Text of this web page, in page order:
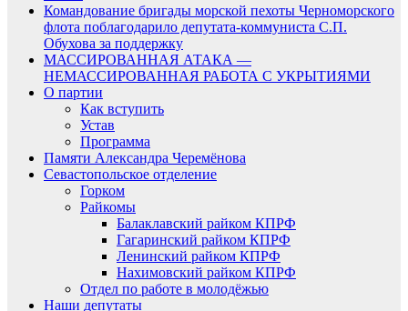
Командование бригады морской пехоты Черноморского
флота поблагодарило депутата-коммуниста С.П.
Обухова за поддержку
МАССИРОВАННАЯ АТАКА —
НЕМАССИРОВАННАЯ РАБОТА С УКРЫТИЯМИ
О партии
Как вступить
Устав
Программа
Памяти Александра Черемёнова
Севастопольское отделение
Горком
Райкомы
Балаклавский райком КПРФ
Гагаринский райком КПРФ
Ленинский райком КПРФ
Нахимовский райком КПРФ
Отдел по работе в молодёжью
Наши депутаты